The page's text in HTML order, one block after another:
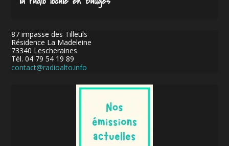
87 impasse des Tilleuls
Résidence La Madeleine
73340 Lescheraines
Tél. 04 79 54 19 89
contact@radioalto.info